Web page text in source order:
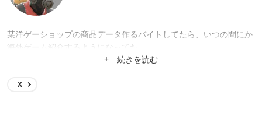
某洋ゲーショップの商品データ作るバイトしてたら、いつの間にか
海外ゲーム紹介するようになってた。
+ 続きを読む
X